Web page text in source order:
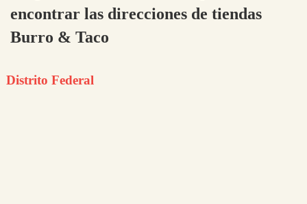
encontrar las direcciones de tiendas
Burro & Taco
Distrito Federal